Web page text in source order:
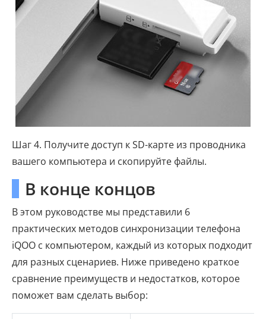
Шаг 4. Получите доступ к SD-карте из проводника
вашего компьютера и скопируйте файлы.
В конце концов
В этом руководстве мы представили 6
практических методов синхронизации телефона
iQOO с компьютером, каждый из которых подходит
для разных сценариев. Ниже приведено краткое
сравнение преимуществ и недостатков, которое
поможет вам сделать выбор: